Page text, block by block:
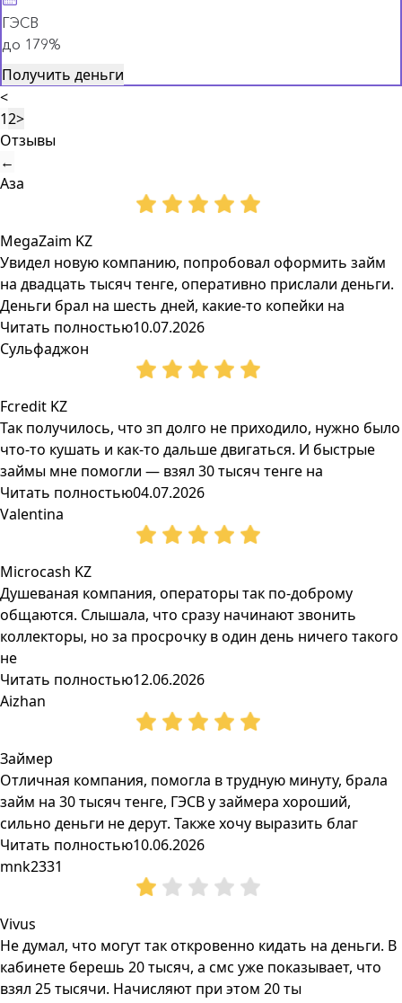
ГЭСВ
до 179%
Получить деньги
<
12>
Отзывы
←
Аза
MegaZaim KZ
Увидел новую компанию, попробовал оформить займ
на двадцать тысяч тенге, оперативно прислали деньги.
Деньги брал на шесть дней, какие-то копейки на
Читать полностью10.07.2026
Сульфаджон
Fcredit KZ
Так получилось, что зп долго не приходило, нужно было
что-то кушать и как-то дальше двигаться. И быстрые
займы мне помогли — взял 30 тысяч тенге на
Читать полностью04.07.2026
Valentina
Microcash KZ
Душеваная компания, операторы так по-доброму
общаются. Слышала, что сразу начинают звонить
коллекторы, но за просрочку в один день ничего такого
не
Читать полностью12.06.2026
Aizhan
Займер
Отличная компания, помогла в трудную минуту, брала
займ на 30 тысяч тенге, ГЭСВ у займера хороший,
сильно деньги не дерут. Также хочу выразить благ
Читать полностью10.06.2026
mnk2331
Vivus
Не думал, что могут так откровенно кидать на деньги. В
кабинете берешь 20 тысяч, а смс уже показывает, что
взял 25 тысячи. Начисляют при этом 20 ты